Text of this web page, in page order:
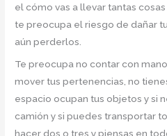
el cómo vas a llevar tantas
te preocupa el riesgo de dañar
aún perderlos.
Te preocupa no contar con
mover tus pertenencias, no
espacio ocupan tus objetos y si
camión y si puedes transportar
hacer dos o tres y piensas en